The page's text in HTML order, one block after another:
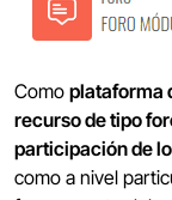
Como plataforma
recurso de tipo
participación de
como a nivel